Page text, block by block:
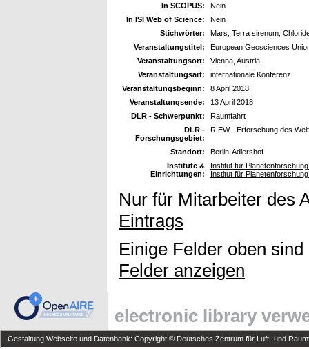
In SCOPUS:
Nein
In ISI Web of Science:
Nein
Stichwörter:
Mars; Terra sirenum;
Veranstaltungstitel:
European Geosciences
Veranstaltungsort:
Vienna, Austria
Veranstaltungsart:
internationale Konferenz
Veranstaltungsbeginn:
8 April 2018
Veranstaltungsende:
13 April 2018
DLR - Schwerpunkt:
Raumfahrt
DLR -
Forschungsgebiet:
R EW - Erforschung des
Standort:
Berlin-Adlershof
Institute &
Einrichtungen:
Institut für
Institut für
Nur für Mitarbeiter des
Eintrags
Einige Felder oben
Felder anzeigen
electronic library
Gestaltung Webseite und Datenbank: Copyright © Deutsches Zentrum für Luft- und